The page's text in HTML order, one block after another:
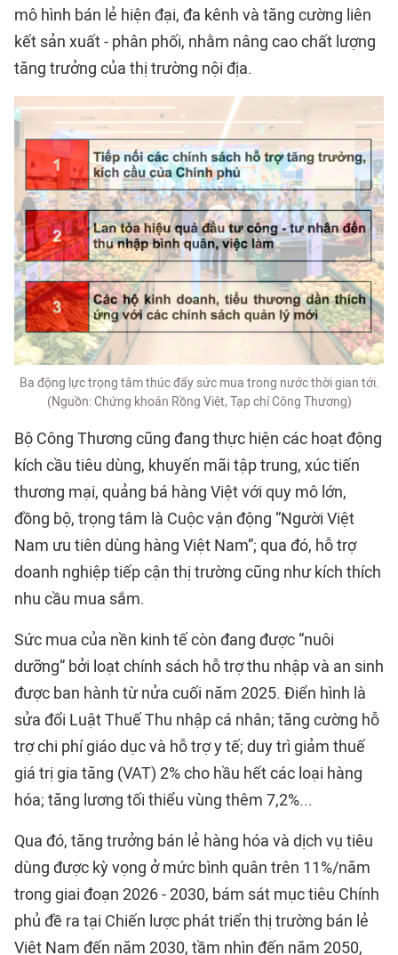
mô hình bán lẻ hiện đại, đa kênh và tăng cường liên
kết sản xuất - phân phối, nhằm nâng cao chất lượng
tăng trưởng của thị trường nội địa.
Ba động lực trọng tâm thúc đẩy sức mua trong nước thời gian tới.
(Nguồn: Chứng khoán Rồng Việt, Tạp chí Công Thương)
Bộ Công Thương cũng đang thực hiện các hoạt động
kích cầu tiêu dùng, khuyến mãi tập trung, xúc tiến
thương mại, quảng bá hàng Việt với quy mô lớn,
đồng bộ, trọng tâm là Cuộc vận động “Người Việt
Nam ưu tiên dùng hàng Việt Nam”; qua đó, hỗ trợ
doanh nghiệp tiếp cận thị trường cũng như kích thích
nhu cầu mua sắm.
Sức mua của nền kinh tế còn đang được “nuôi
dưỡng” bởi loạt chính sách hỗ trợ thu nhập và an sinh
được ban hành từ nửa cuối năm 2025. Điển hình là
sửa đổi Luật Thuế Thu nhập cá nhân; tăng cường hỗ
trợ chi phí giáo dục và hỗ trợ y tế; duy trì giảm thuế
giá trị gia tăng (VAT) 2% cho hầu hết các loại hàng
hóa; tăng lương tối thiểu vùng thêm 7,2%...
Qua đó, tăng trưởng bán lẻ hàng hóa và dịch vụ tiêu
dùng được kỳ vọng ở mức bình quân trên 11%/năm
trong giai đoạn 2026 - 2030, bám sát mục tiêu Chính
phủ đề ra tại Chiến lược phát triển thị trường bán lẻ
Việt Nam đến năm 2030, tầm nhìn đến năm 2050,